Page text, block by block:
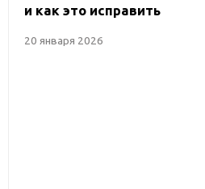
и как это исправить
20 января 2026